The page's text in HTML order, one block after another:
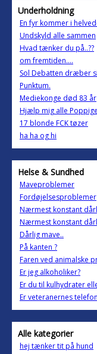
Underholdning
En fyr kommer i
Undskyld alle sammen
Hvad tænker du på..??
om fremtiden....
Sol Debatten dræber
Punktum.
Mediekonge død 83 år
Hjælp mig alle
17 blonde FCK tøzer
ha ha og hi
Helse & Sundhed
Maveproblemer
Fordøjelsesproblemer
Nærmest konstant
Nærmest konstant
Dårlig mave..
På kanten ?
Faren ved animalske
Er jeg alkoholiker?
Er du til kulhydrater
Er veteranernes
Alle kategorier
hej tænker tit på hund